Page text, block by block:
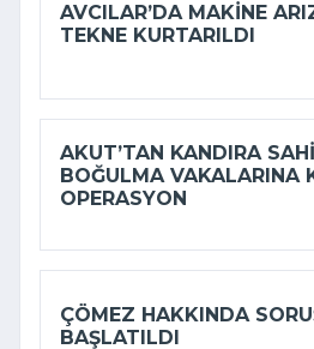
AVCILAR’DA MAKINE
TEKNE KURTARILDI
AKUT’TAN KANDIRA
BOĞULMA VAKALARINA
OPERASYON
ÇÖMEZ HAKKINDA
BAŞLATILDI